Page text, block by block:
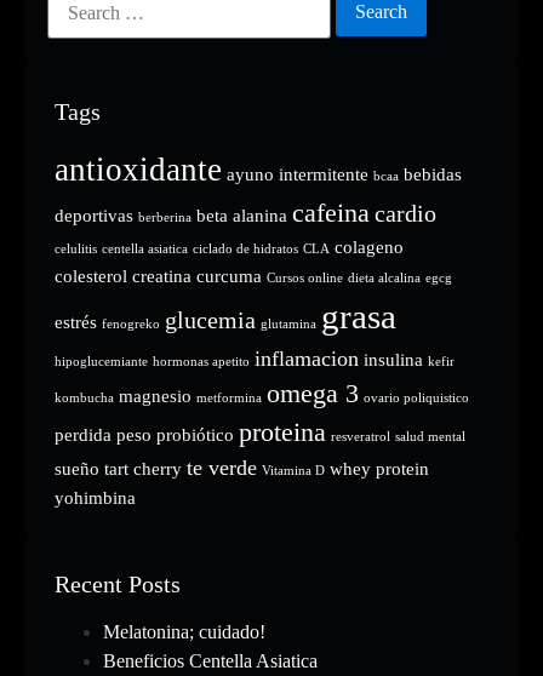
Tags
antioxidante ayuno intermitente bcaa bebidas
deportivas berberina beta alanina cafeinacardio
celulitis centella asiatica ciclado de hidratos CLA colageno
colesterol creatina curcuma Cursos online dieta alcalina egcg
estrés fenogreko glucemia glutamina grasa
hipoglucemiante hormonas apetito inflamacion insulina kefir
kombucha magnesio metformina omega 3 ovario poliquistico
perdida peso probiótico proteina resveratrol salud mental
sueño tart cherry te verde Vitamina D whey protein
yohimbina
Recent Posts
Melatonina; cuidado!
Beneficios Centella Asiatica